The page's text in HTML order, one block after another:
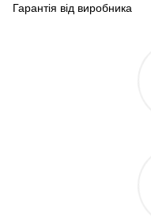
Гарантія від виробника